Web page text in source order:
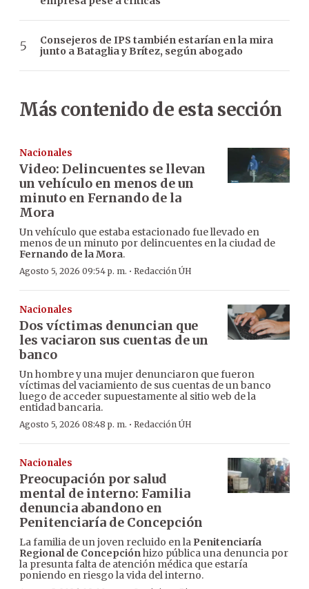
Consejeros de IPS también estarían en la mira
junto a Bataglia y Brítez, según abogado
Más contenido de esta sección
Nacionales
Video: Delincuentes se llevan
un vehículo en menos de un
minuto en Fernando de la
Mora
Un vehículo que estaba estacionado fue llevado en
menos de un minuto por delincuentes en la ciudad de
Fernando de la Mora.
Agosto 5, 2026 09:54 p. m. · Redacción ÚH
Nacionales
Dos víctimas denuncian que
les vaciaron sus cuentas de un
banco
Un hombre y una mujer denunciaron que fueron
víctimas del vaciamiento de sus cuentas de un banco
luego de acceder supuestamente al sitio web de la
entidad bancaria.
Agosto 5, 2026 08:48 p. m. · Redacción ÚH
Nacionales
Preocupación por salud
mental de interno: Familia
denuncia abandono en
Penitenciaría de Concepción
La familia de un joven recluido en la Penitenciaría
Regional de Concepciónhizo pública una denuncia por
la presunta falta de atención médica que estaría
poniendo en riesgo la vida del interno.